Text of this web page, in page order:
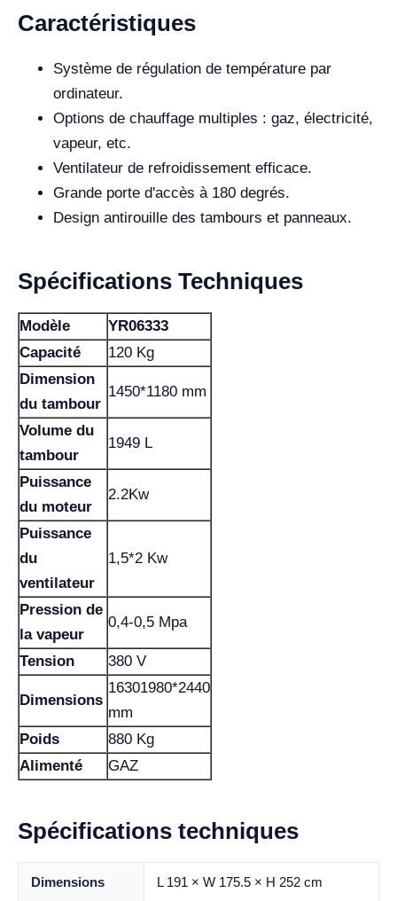
Caractéristiques
Système de régulation de température par
ordinateur.
Options de chauffage multiples : gaz, électricité,
vapeur, etc.
Ventilateur de refroidissement efficace.
Grande porte d'accès à 180 degrés.
Design antirouille des tambours et panneaux.
Spécifications Techniques
Modèle
YR06333
Capacité
120 Kg
Dimension
du tambour
1450*1180 mm
Volume du
tambour
1949 L
Puissance
du moteur
2.2Kw
Puissance
du
ventilateur
1,5*2 Kw
Pression de
la vapeur
0,4-0,5 Mpa
Tension 380 V
Dimensions
16301980*2440
mm
Poids
880 Kg
Alimenté
GAZ
Spécifications techniques
Dimensions L 191 × W 175.5 × H 252 cm